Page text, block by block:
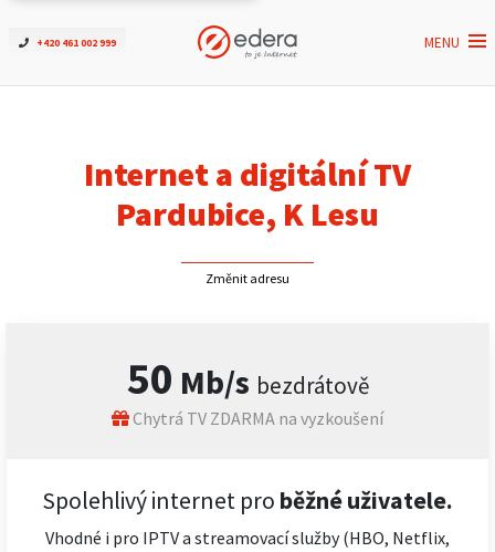
+420 461 002 999 MENU
Ověřit dostupnost
ČEZNET TV
Kontakt
Internet a digitální TV
Pardubice, K Lesu
Změnit adresu
50 Mb/s bezdrátově
Chytrá TV ZDARMA na vyzkoušení
Spolehlivý internet pro běžné uživatele.
Vhodné i pro IPTV a streamovací služby (HBO, Netflix,